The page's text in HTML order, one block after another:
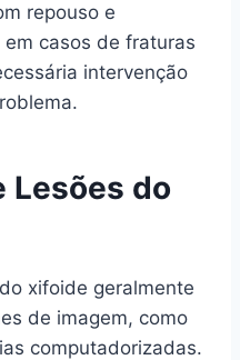
repouso e
casos de fraturas
intervenção
Lesões do
xifoide geralmente
de imagem, como
computadorizadas.